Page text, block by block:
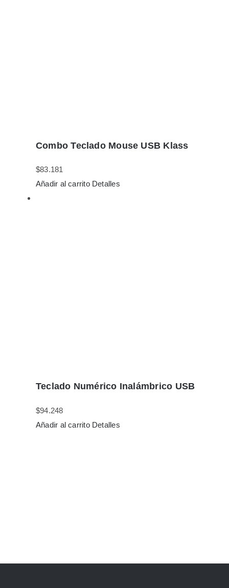
Combo Teclado Mouse USB Klass
$83.181
Añadir al carrito Detalles
Teclado Numérico Inalámbrico USB
$94.248
Añadir al carrito Detalles